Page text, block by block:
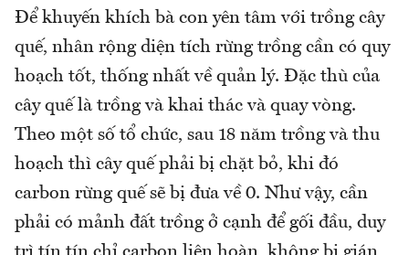
Để khuyến khích bà con yên tâm với trồng cây
quế, nhân rộng diện tích rừng trồng cần có quy
hoạch tốt, thống nhất về quản lý. Đặc thù của
cây quế là trồng và khai thác và quay vòng.
Theo một số tổ chức, sau 18 năm trồng và thu
hoạch thì cây quế phải bị chặt bỏ, khi đó
carbon rừng quế sẽ bị đưa về 0. Như vậy, cần
phải có mảnh đất trồng ở cạnh để gối đầu, duy